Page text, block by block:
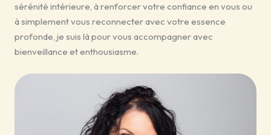
sérénité intérieure, à renforcer votre confiance en vous ou
à simplement vous reconnecter avec votre essence
profonde, je suis là pour vous accompagner avec
bienveillance et enthousiasme.